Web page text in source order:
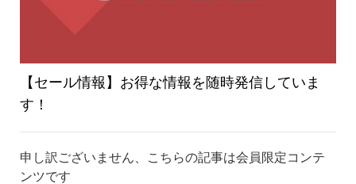
【セール情報】お得な情報を随時発信していま
す！
申し訳ございません、こちらの記事は会員限定コンテ
ンツです